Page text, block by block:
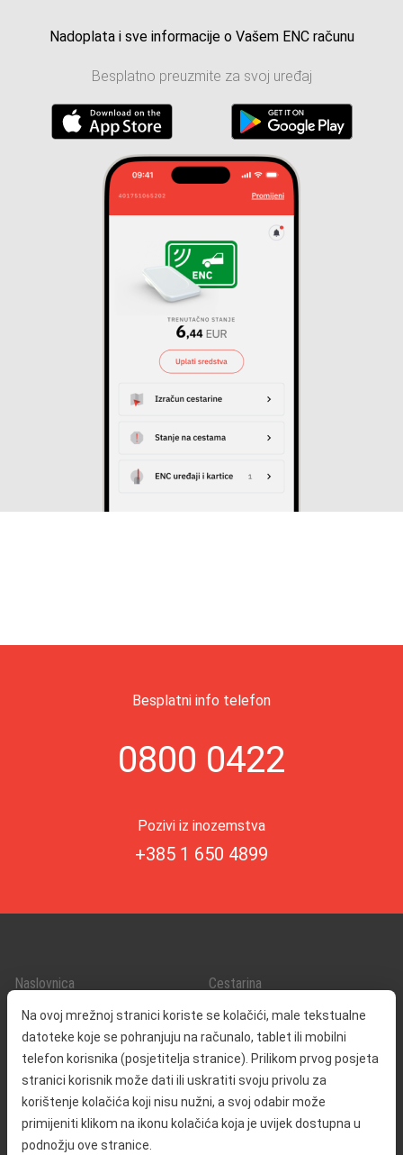
Na ovoj mrežnoj stranici koriste se kolačići, male tekstualne
datoteke koje se pohranjuju na računalo, tablet ili mobilni
telefon korisnika (posjetitelja stranice). Prilikom prvog posjeta
stranici korisnik može dati ili uskratiti svoju privolu za
korištenje kolačića koji nisu nužni, a svoj odabir može
primijeniti klikom na ikonu kolačića koja je uvijek dostupna u
podnožju ove stranice.
Nadoplata i sve informacije o Vašem ENC računu
Besplatno preuzmite za svoj uređaj
Besplatni info telefon
0800 0422
Pozivi iz inozemstva
+385 1 650 4899
Naslovnica
O nama
Kontakt
Cestarina
Promet i sigurnost
Servisne informacije
Reklamacija
Javna nabava
Odnosi s javnošću
Izjava o pristupačnosti